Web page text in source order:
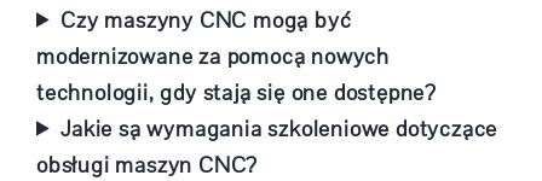
Czy maszyny CNC mogą być
modernizowane za pomocą nowych
technologii, gdy stają się one dostępne?
Jakie są wymagania szkoleniowe dotyczące
obsługi maszyn CNC?